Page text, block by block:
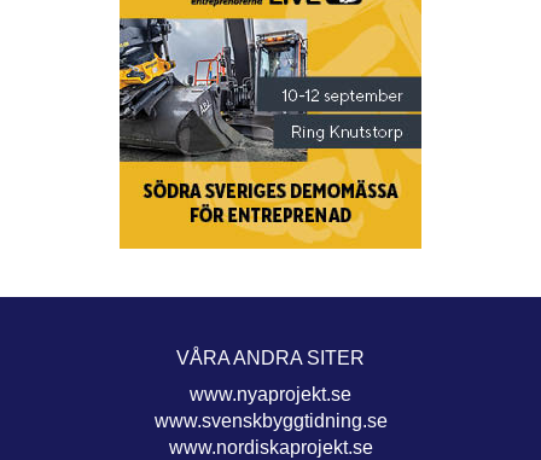
VÅRA ANDRA SITER
www.nyaprojekt.se
www.svenskbyggtidning.se
www.nordiskaprojekt.se